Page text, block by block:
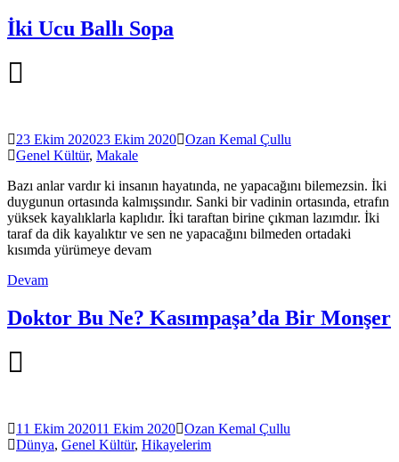
İki Ucu Ballı Sopa
23 Ekim 202023 Ekim 2020 Ozan Kemal Çullu
Genel Kültür, Makale
Bazı anlar vardır ki insanın hayatında, ne yapacağını bilemezsin. İki
duygunun ortasında kalmışsındır. Sanki bir vadinin ortasında, etrafın
yüksek kayalıklarla kaplıdır. İki taraftan birine çıkman lazımdır. İki
taraf da dik kayalıktır ve sen ne yapacağını bilmeden ortadaki
kısımda yürümeye devam
Devam
Doktor Bu Ne? Kasımpaşa’da Bir Monşer
11 Ekim 202011 Ekim 2020 Ozan Kemal Çullu
Dünya, Genel Kültür, Hikayelerim